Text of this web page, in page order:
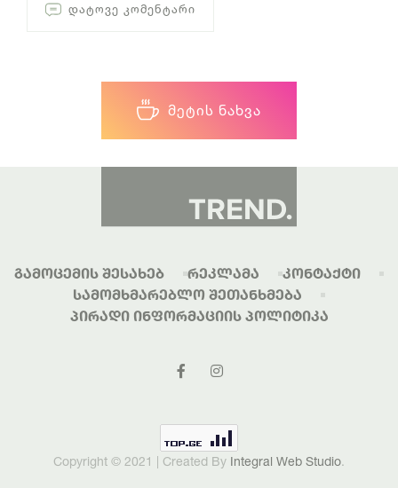
ᲓᲐᲢᲝᲕᲔ ᲙᲝᲛᲔᲜᲢᲐᲠᲘ
ᲛᲔᲢᲘᲡ ᲜᲐᲮᲕᲐ
Გამოცემის Შესახებ Რეკლამა
Კონტაქტი
Სამომხმარებლო Შეთანხმება
Პირადი Ინფორმაციის Პოლიტიკა
Copyright © 2021 | Created By Integral Web Studio.